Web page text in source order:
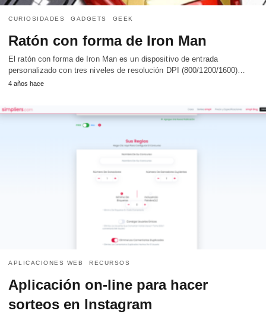
CURIOSIDADES GADGETS GEEK
Ratón con forma de Iron Man
El ratón con forma de Iron Man es un dispositivo de entrada
personalizado con tres niveles de resolución DPI (800/1200/1600)…
4 años hace
APLICACIONES WEB RECURSOS
Aplicación on-line para hacer
sorteos en Instagram